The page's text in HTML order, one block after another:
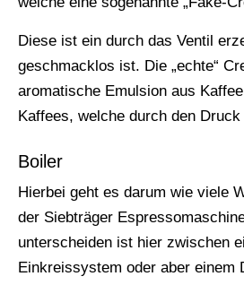
Diese ist ein durch das Ventil
geschmacklos ist. Die „echte“
aromatische Emulsion aus
Kaffees, welche durch den
Boiler
Hierbei geht es darum wie viele
der Siebträger
unterscheiden ist hier zwischen
Einkreissystem oder aber einem